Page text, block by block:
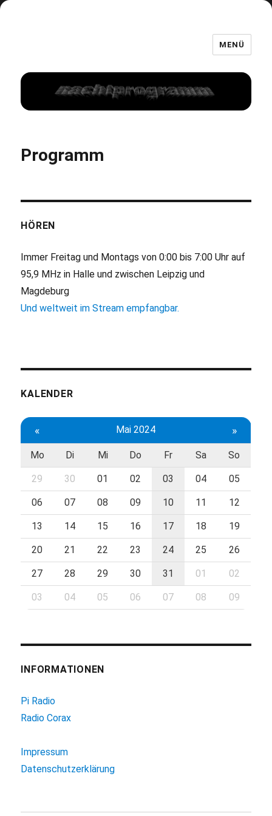
MENÜ
Programm
HÖREN
Immer Freitag und Montags von 0:00 bis 7:00 Uhr auf
95,9 MHz in Halle und zwischen Leipzig und
Magdeburg
Und weltweit im Stream empfangbar.
KALENDER
« Mai 2024 »
Mo Di Mi Do Fr Sa So
29 30 01 02 03 04 05
06 07 08 09 10 11 12
13 14 15 16 17 18 19
20 21 22 23 24 25 26
27 28 29 30 31 01 02
03 04 05 06 07 08 09
INFORMATIONEN
Pi Radio
Radio Corax
Impressum
Datenschutzerklärung